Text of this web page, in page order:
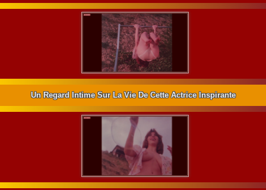
Un Regard Intime Sur La Vie De Cette Actrice Inspirante